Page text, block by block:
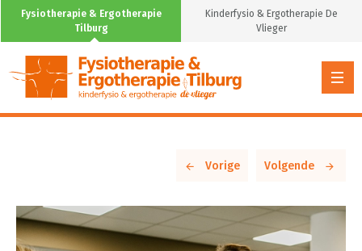
Fysiotherapie & Ergotherapie
Tilburg
Kinderfysio & Ergotherapie De
Vlieger
Vorige Volgende